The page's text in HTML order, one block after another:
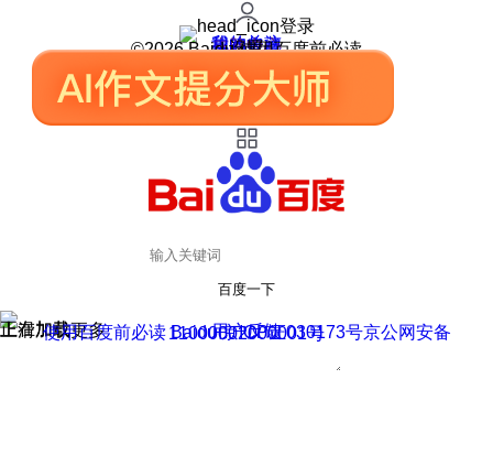
登录
我的关注
我的收藏
皮肤中心
用户反馈
设置
©2026 Baidu 使用百度前必读
百度一下
正在加载
上滑加载更多 用户反馈
使用百度前必读 Baidu 京ICP证030173号
京公网安备11000002000001号